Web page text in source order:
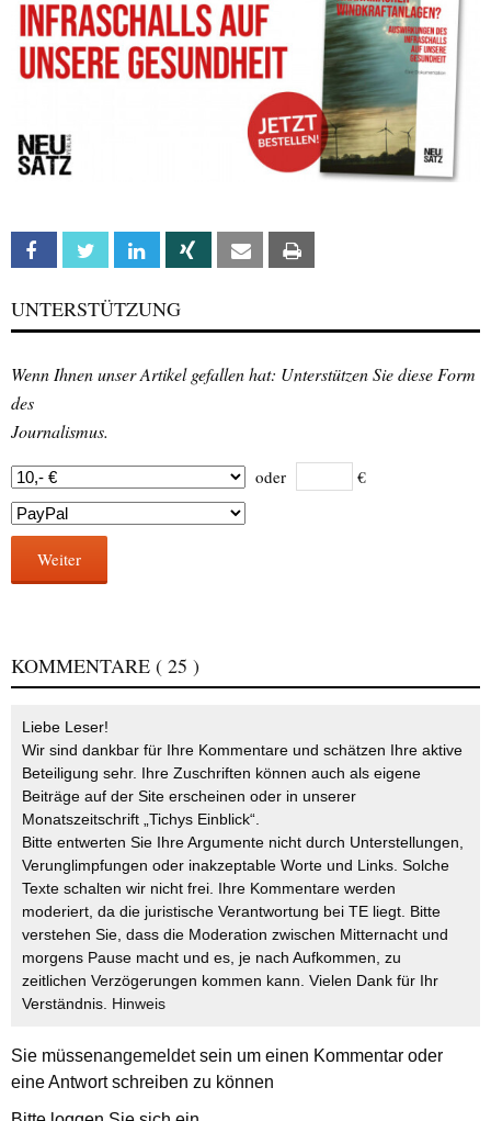
Facebook Twitter Linkedin Xing Email
UNTERSTÜTZUNG
Wenn Ihnen unser Artikel gefallen hat: Unterstützen Sie diese Form
des
Journalismus.
oder €
Weiter
KOMMENTARE ( 25 )
Liebe Leser!
Wir sind dankbar für Ihre Kommentare und schätzen Ihre aktive
Beteiligung sehr. Ihre Zuschriften können auch als eigene
Beiträge auf der Site erscheinen oder in unserer
Monatszeitschrift „Tichys Einblick“.
Bitte entwerten Sie Ihre Argumente nicht durch Unterstellungen,
Verunglimpfungen oder inakzeptable Worte und Links. Solche
Texte schalten wir nicht frei. Ihre Kommentare werden
moderiert, da die juristische Verantwortung bei TE liegt. Bitte
verstehen Sie, dass die Moderation zwischen Mitternacht und
morgens Pause macht und es, je nach Aufkommen, zu
zeitlichen Verzögerungen kommen kann. Vielen Dank für Ihr
Verständnis. Hinweis
Sie müssenangemeldetsein um einen Kommentar oder
eine Antwort schreiben zu können